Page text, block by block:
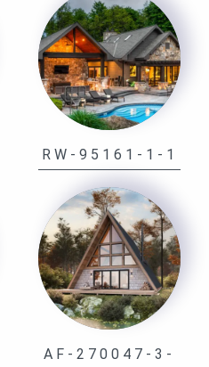
RW-95161-1-1
AF-270047-3-